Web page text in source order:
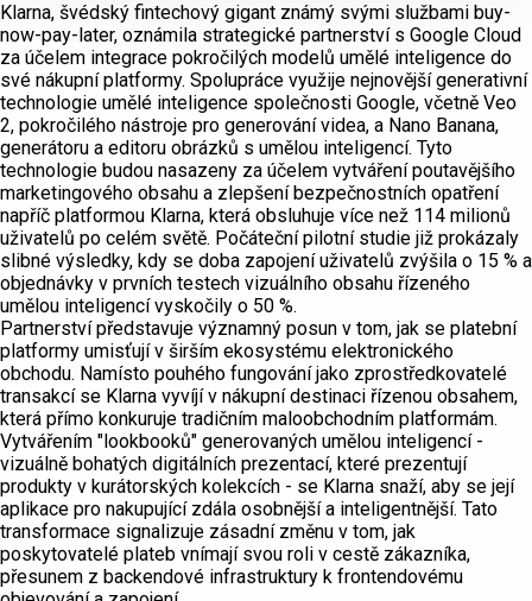
Klarna, švédský fintechový gigant známý svými službami buy-
now-pay-later, oznámila strategické partnerství s Google Cloud
za účelem integrace pokročilých modelů umělé inteligence do
své nákupní platformy. Spolupráce využije nejnovější generativní
technologie umělé inteligence společnosti Google, včetně Veo
2, pokročilého nástroje pro generování videa, a Nano Banana,
generátoru a editoru obrázků s umělou inteligencí. Tyto
technologie budou nasazeny za účelem vytváření poutavějšího
marketingového obsahu a zlepšení bezpečnostních opatření
napříč platformou Klarna, která obsluhuje více než 114 milionů
uživatelů po celém světě. Počáteční pilotní studie již prokázaly
slibné výsledky, kdy se doba zapojení uživatelů zvýšila o 15 % a
objednávky v prvních testech vizuálního obsahu řízeného
umělou inteligencí vyskočily o 50 %.
Partnerství představuje významný posun v tom, jak se platební
platformy umisťují v širším ekosystému elektronického
obchodu. Namísto pouhého fungování jako zprostředkovatelé
transakcí se Klarna vyvíjí v nákupní destinaci řízenou obsahem,
která přímo konkuruje tradičním maloobchodním platformám.
Vytvářením "lookbooků" generovaných umělou inteligencí -
vizuálně bohatých digitálních prezentací, které prezentují
produkty v kurátorských kolekcích - se Klarna snaží, aby se její
aplikace pro nakupující zdála osobnější a inteligentnější. Tato
transformace signalizuje zásadní změnu v tom, jak
poskytovatelé plateb vnímají svou roli v cestě zákazníka,
přesunem z backendové infrastruktury k frontendovému